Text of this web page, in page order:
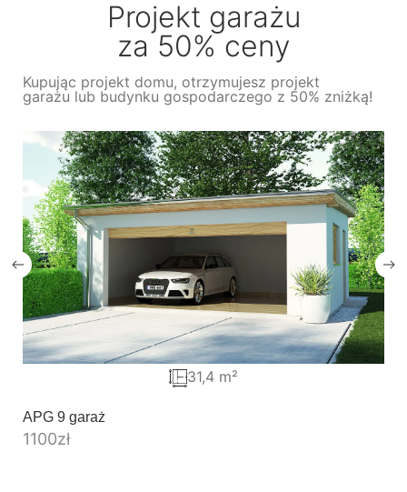
Projekt garażu
za 50% ceny
Kupując projekt domu, otrzymujesz projekt
garażu lub budynku gospodarczego z 50% zniżką!
APG 9 garaż
1100zł
31,4 m²